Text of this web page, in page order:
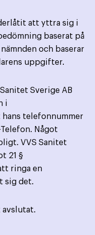
att yttra sig i
baserat på
och baserar
uppgifter.
Sverige AB
i
telefonnummer
Något
VVS Sanitet
21 §
ringa en
sig det.
avslutat.